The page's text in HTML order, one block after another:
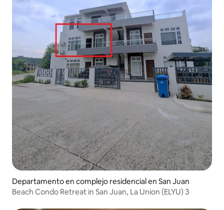
Departamento en complejo residencial en San Juan
Beach Condo Retreat in San Juan, La Union (ELYU) 3